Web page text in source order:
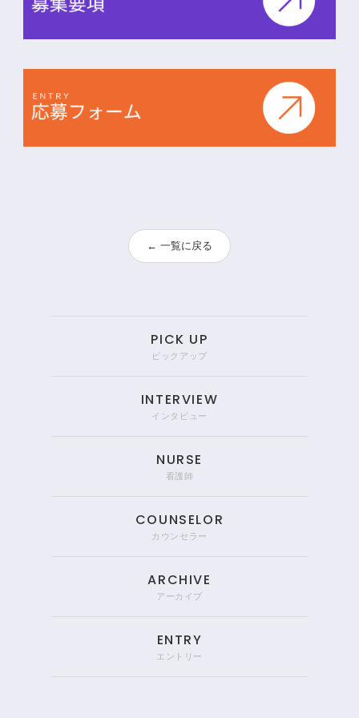
← 一覧に戻る
PICK UP
ピックアップ
INTERVIEW
インタビュー
NURSE
看護師
COUNSELOR
カウンセラー
ARCHIVE
アーカイブ
ENTRY
エントリー